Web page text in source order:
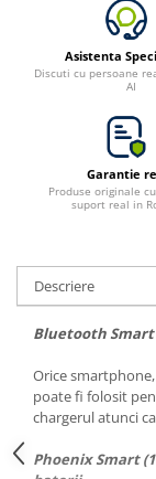
Asistenta
Discuti cu persoane
AI
Garantie
Produse originale
suport real in
Descriere
Bluetooth
Orice
poate fi folosit
chargerul atunci
Phoenix Smart